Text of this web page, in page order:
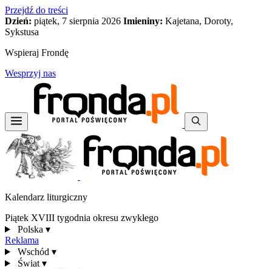
Przejdź do treści
Dzień: piątek, 7 sierpnia 2026 Imieniny: Kajetana, Doroty,
Sykstusa
Wspieraj Frondę
Wesprzyj nas
Kalendarz liturgiczny
Piątek XVIII tygodnia okresu zwykłego
Polska ▾
Reklama
Wschód ▾
Świat ▾